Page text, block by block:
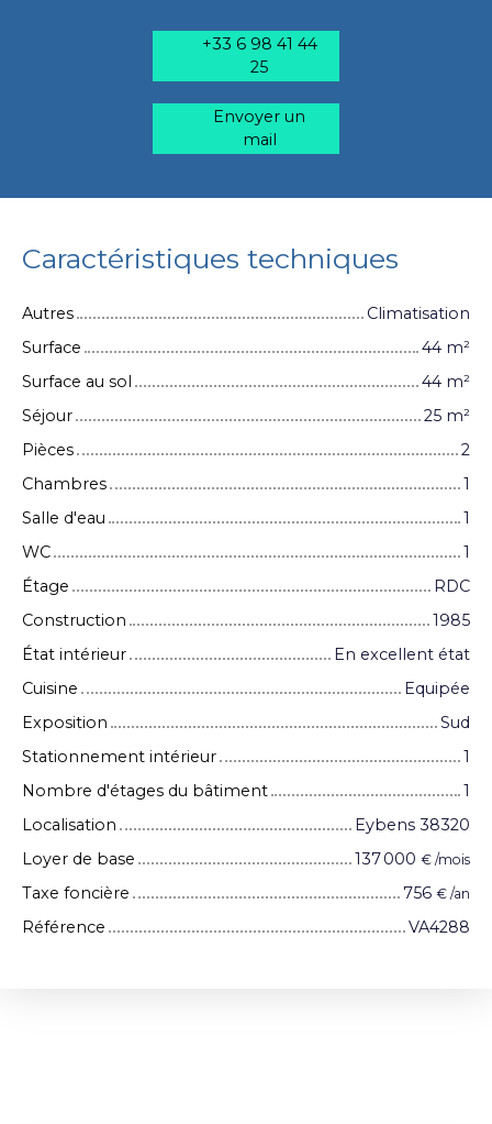
+33 6 98 41 44
25
Envoyer un
mail
Caractéristiques techniques
Autres
Climatisation
Surface
44 m²
Surface au sol
44 m²
Séjour
25 m²
Pièces
2
Chambres
1
Salle d'eau
1
WC
1
Étage
RDC
Construction
1985
État intérieur
En excellent état
Cuisine
Equipée
Exposition
Sud
Stationnement intérieur
1
Nombre d'étages du bâtiment
1
Localisation
Eybens 38320
Loyer de base
137 000 € /mois
Taxe foncière 756 € /an
Référence VA4288